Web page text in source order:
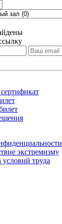
экстремизму
труда